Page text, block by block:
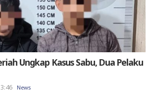
Ungkap Kasus Sabu, Dua Pelaku
News